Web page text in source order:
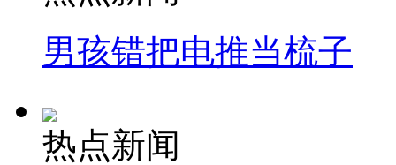
男孩错把电推当梳子
热点新闻